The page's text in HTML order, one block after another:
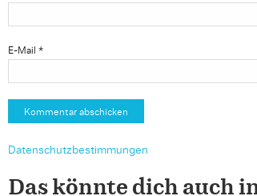
E-Mail *
Datenschutzbestimmungen
Das könnte dich auch